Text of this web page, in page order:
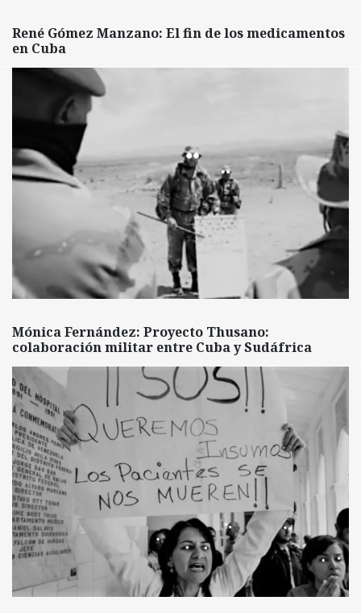
René Gómez Manzano: El fin de los medicamentos
en Cuba
Mónica Fernández: Proyecto Thusano:
colaboración militar entre Cuba y Sudáfrica